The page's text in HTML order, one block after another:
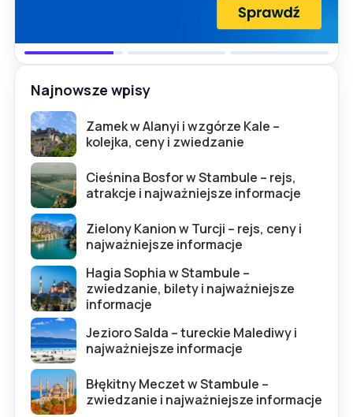
Najnowsze wpisy
Zamek w Alanyi i wzgórze Kale –
kolejka, ceny i zwiedzanie
Cieśnina Bosfor w Stambule – rejs,
atrakcje i najważniejsze informacje
Zielony Kanion w Turcji – rejs, ceny i
najważniejsze informacje
Hagia Sophia w Stambule –
zwiedzanie, bilety i najważniejsze
informacje
Jezioro Salda – tureckie Malediwy i
najważniejsze informacje
Błękitny Meczet w Stambule –
zwiedzanie i najważniejsze informacje